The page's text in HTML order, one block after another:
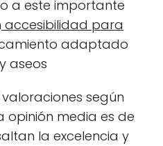
a este importante
accesibilidad para
adaptado
aseos
según
opinión media es de
la excelencia y